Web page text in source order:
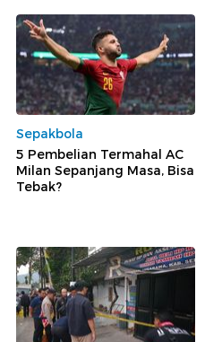
Sepakbola
5 Pembelian Termahal AC
Milan Sepanjang Masa, Bisa
Tebak?